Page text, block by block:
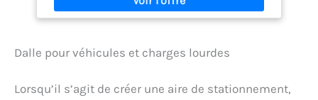
amovibles & lavables ; idéal pour une utilisation en
extérieur
Matériaux haute longévité : mobilier
poudre) ; résistant aux rayures et à l'usure ; pour
une capacité de charge élevée, jusqu'à 160 kg par
design rectiligne & au tressage en polyrotin
Dalle pour véhicules et charges lourdes
Lorsqu’il s’agit de créer une aire de stationnement,